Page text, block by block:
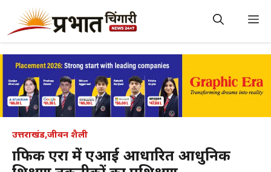
content
उत्तराखंड,जीवन शैली
ग्राफिक एरा में एआई आधारित आधुनिक